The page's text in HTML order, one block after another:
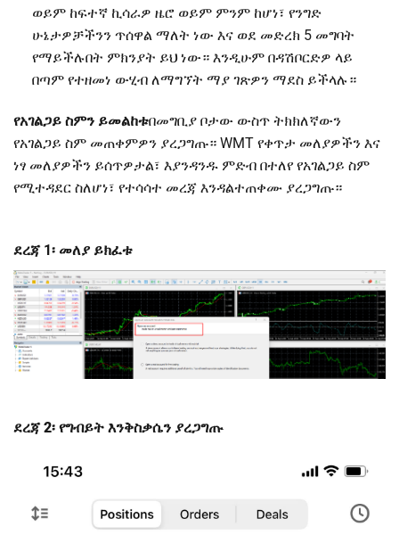
ወይም ከፍተኛ ኪሳራዎ ዜሮ ወይም ምንም ከሆነ፣ የንግድ
ሁኔታዎቻችንን ጥሰዋል ማለት ነው እና ወደ መድረክ 5 መግባት
የማይችሉበት ምክንያት ይህ ነው። እንዲሁም በዳሽቦርድዎ ላይ
በጣም የተዘመነ ውሂብ ለማግኘት ማያ ገጽዎን ማደስ ይችላሉ።
የአገልጋይ ስምን ይመልከቱበመግቢያ ቦታው ውስጥ ትክክለኛውን
የአገልጋይ ስም መጠቀምዎን ያረጋግጡ። WMT የቀጥታ መለያዎችን እና
ነፃ መለያዎችን ይሰጥዎታል፣ እያንዳንዱ ምድብ በተለየ የአገልጋይ ስም
የሚተዳደር ስለሆነ፣ የተሳሳተ መረጃ እንዳልተጠቀሙ ያረጋግጡ።
ደረጃ 1፡ መለያ ይክፈቱ
ደረጃ 2፡ የግብይት እንቅስቃሴን ያረጋግጡ